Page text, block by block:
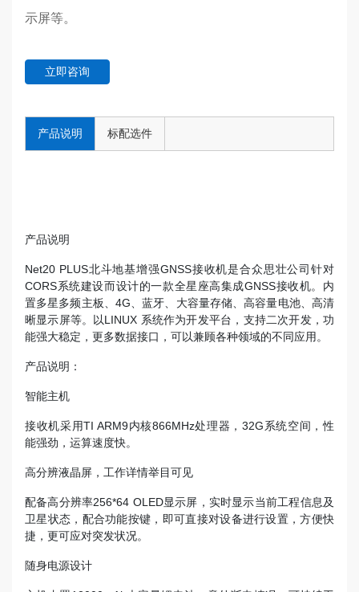
示屏等。
立即咨询
产品说明 标配选件
产品说明
Net20 PLUS北斗地基增强GNSS接收机是合众思壮公司针对
CORS系统建设而设计的一款全星座高集成GNSS接收机。内
置多星多频主板、4G、蓝牙、大容量存储、高容量电池、高清
晰显示屏等。以LINUX 系统作为开发平台，支持二次开发，功
能强大稳定，更多数据接口，可以兼顾各种领域的不同应用。
产品说明：
智能主机
接收机采用TI ARM9内核866MHz处理器，32G系统空间，性
能强劲，运算速度快。
高分辨液晶屏，工作详情举目可见
配备高分辨率256*64 OLED显示屏，实时显示当前工程信息及
卫星状态，配合功能按键，即可直接对设备进行设置，方便快
捷，更可应对突发状况。
随身电源设计